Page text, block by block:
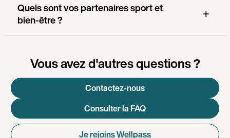
Quels sont vos partenaires sport et
bien-être ?
Vous avez d'autres questions ?
Contactez-nous
Consulter la FAQ
Je rejoins Wellpass